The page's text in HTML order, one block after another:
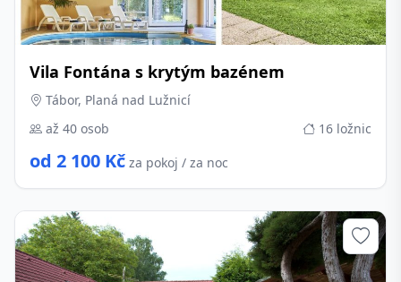
Vila Fontána s krytým bazénem
Tábor, Planá nad Lužnicí
až 40 osob
16 ložnic
od 2 100 Kč za pokoj / za noc